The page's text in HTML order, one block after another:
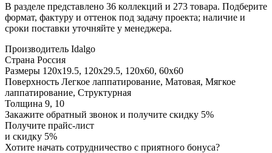
В разделе представлено 36 коллекций и 273 товара. Подберите
формат, фактуру и оттенок под задачу проекта; наличие и
сроки поставки уточняйте у менеджера.
Производитель Idalgo
Страна Россия
Размеры 120x19.5, 120x29.5, 120x60, 60x60
Поверхность Легкое лаппатирование, Матовая, Мягкое
лаппатирование, Структурная
Толщина 9, 10
Закажите обратный звонок и получите скидку 5%
Получите прайс-лист
и скидку 5%
Хотите начать сотрудничество с приятного бонуса?